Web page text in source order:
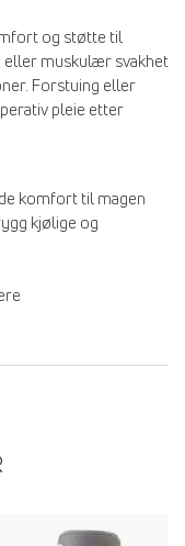
og støtte til
eller muskulær svakhet
Forstuing eller
pleie etter
komfort til magen
kjølige og